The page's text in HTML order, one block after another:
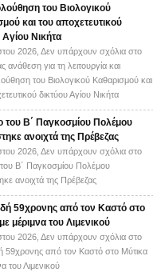
του Βιολογικού
και του αποχετευτικού
Αγίου Νικήτα
2026, Δεν υπάρχουν σχόλια στο
ανάθεση για τη λειτουργία και
του Βιολογικού Καθαρισμού και
δικτύου Αγίου Νικήτα
του Β΄ Παγκοσμίου Πολέμου
ανοιχτά της Πρέβεζας
2026, Δεν υπάρχουν σχόλια στο
Β΄ Παγκοσμίου Πολέμου
ανοιχτά της Πρέβεζας
59χρονης από τον Καστό στο
μέριμνα του Λιμενικού
2026, Δεν υπάρχουν σχόλια στο
59χρονης από τον Καστό στο Μύτικα
του Λιμενικού